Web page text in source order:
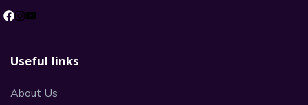
Useful links
About Us